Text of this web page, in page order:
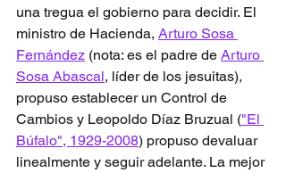
una tregua el gobierno para decidir. El
ministro de Hacienda, Arturo Sosa
Fernández (nota: es el padre de Arturo
Sosa Abascal, líder de los jesuitas),
propuso establecer un Control de
Cambios y Leopoldo Díaz Bruzual ("El
Búfalo", 1929-2008) propuso devaluar
linealmente y seguir adelante. La mejor